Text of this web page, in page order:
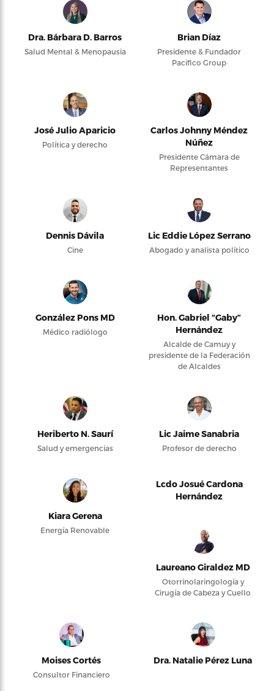
Dra. Bárbara D. Barros
Salud Mental & Menopausia
Brian Díaz
Presidente & Fundador
Pacifico Group
José Julio Aparicio
Política y derecho
Carlos Johnny Méndez
Núñez
Presidente Cámara de
Representantes
Dennis Dávila
Cine
Lic Eddie López Serrano
Abogado y analista político
González Pons MD
Médico radiólogo
Hon. Gabriel “Gaby”
Hernández
Alcalde de Camuy y
presidente de la Federación
de Alcaldes
Heriberto N. Saurí
Salud y emergencias
Lic Jaime Sanabria
Profesor de derecho
Kiara Gerena
Energía Renovable
Lcdo Josué Cardona
Hernández
Laureano Giraldez MD
Otorrinolaringología y
Cirugía de Cabeza y Cuello
Moises Cortés
Consultor Financiero
Dra. Natalie Pérez Luna